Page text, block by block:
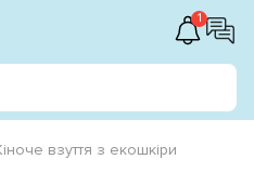
1
взуття з екошкіри